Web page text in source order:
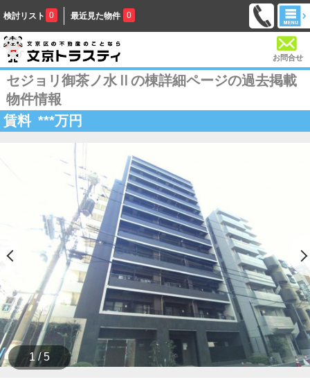
検討リスト 0 最近見た物件 0
お問合せ
セジョリ御茶ノ水Ⅱの棟詳細ページの過去掲載
物件情報
賃料 ***万円
1 / 5